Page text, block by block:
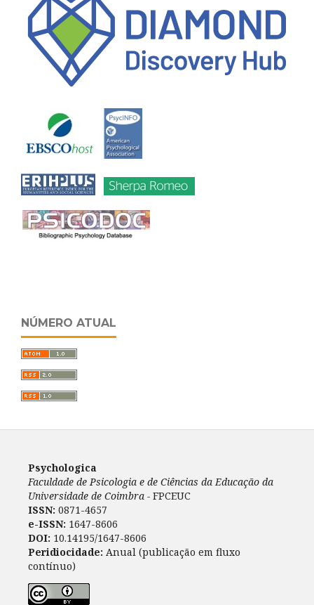
NÚMERO ATUAL
Psychologica
Faculdade de Psicologia e de Ciências da Educação da
Universidade de Coimbra - FPCEUC
ISSN: 0871-4657
e-ISSN: 1647-8606
DOI: 10.14195/1647-8606
Peridiocidade: Anual (publicação em fluxo
contínuo)